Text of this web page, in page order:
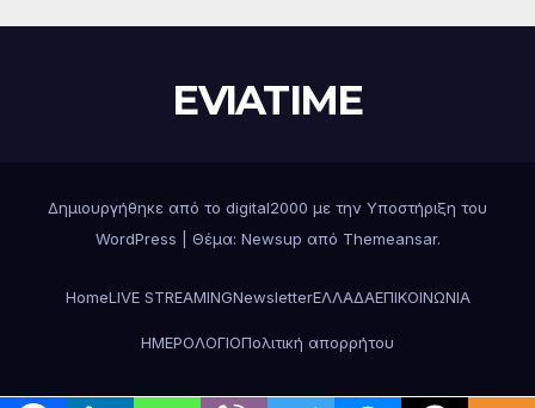
EVIATIME
Δημιουργήθηκε από το digital2000 με την Υποστήριξη του
WordPress
Θέμα: Newsup από Themeansar.
HomeLIVE STREAMINGNewsletterΕΛΛΑΔΑΕΠΙΚΟΙΝΩΝΙΑ
ΗΜΕΡΟΛΟΓΙΟΠολιτική απορρήτου